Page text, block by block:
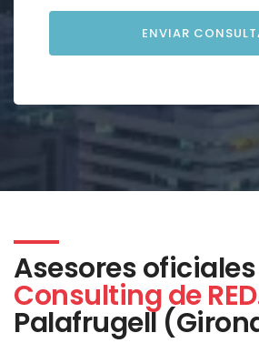
Asesores
Consulting de
Palafrugell